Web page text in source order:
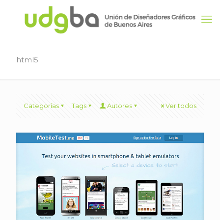
html5
Categorías Tags Autores Ver todos